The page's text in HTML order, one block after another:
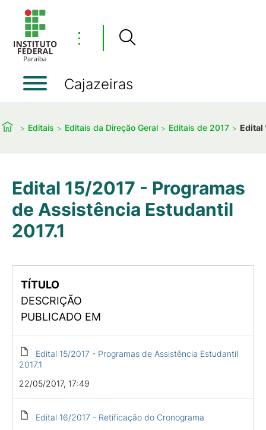
⋮
Cajazeiras
Editais Editais da Direção Geral Editais de 2017 Edital
Edital 15/2017 - Programas
de Assistência Estudantil
2017.1
TÍTULO
DESCRIÇÃO
PUBLICADO EM
Edital 15/2017 - Programas de Assistência Estudantil
2017.1
22/05/2017, 17:49
Edital 16/2017 - Retificação do Cronograma